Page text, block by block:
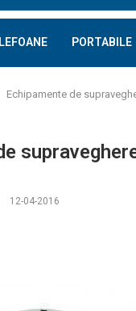
PORTABILE
Echipamente de
12-04-2016